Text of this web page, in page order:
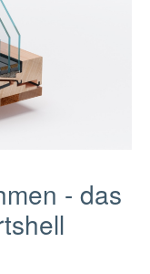
- das